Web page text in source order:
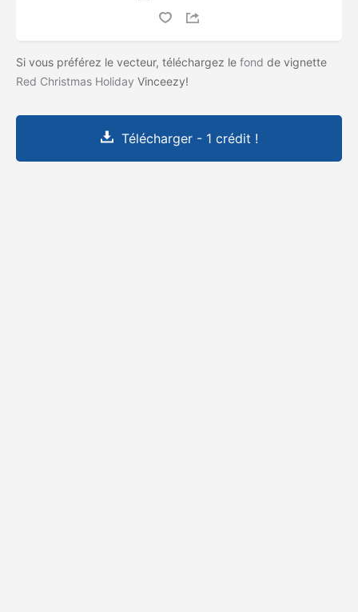
Si vous préférez le vecteur, téléchargez le fond de vignette
Red Christmas Holiday Vinceezy!
Télécharger - 1 crédit !